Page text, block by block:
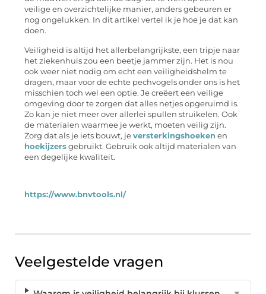
veilige en overzichtelijke manier, anders gebeuren er
nog ongelukken. In dit artikel vertel ik je hoe je dat kan
doen.
Veiligheid is altijd het allerbelangrijkste, een tripje naar
het ziekenhuis zou een beetje jammer zijn. Het is nou
ook weer niet nodig om echt een veiligheidshelm te
dragen, maar voor de echte pechvogels onder ons is het
misschien toch wel een optie. Je creëert een veilige
omgeving door te zorgen dat alles netjes opgeruimd is.
Zo kan je niet meer over allerlei spullen struikelen. Ook
de materialen waarmee je werkt, moeten veilig zijn.
Zorg dat als je iets bouwt, je versterkingshoeken en
hoekijzers gebruikt. Gebruik ook altijd materialen van
een degelijke kwaliteit.
https://www.bnvtools.nl/
Veelgestelde vragen